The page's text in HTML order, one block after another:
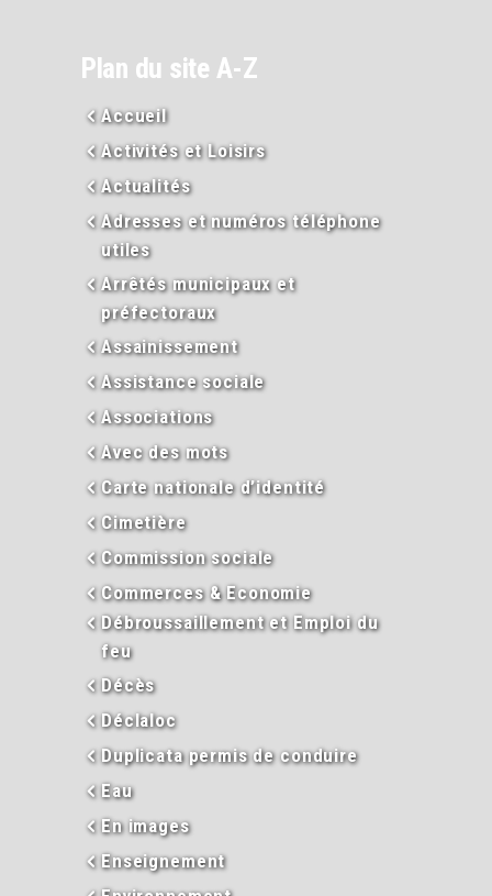
Plan du site A-Z
Accueil
Activités et Loisirs
Actualités
Adresses et numéros téléphone
utiles
Arrêtés municipaux et
préfectoraux
Assainissement
Assistance sociale
Associations
Avec des mots
Carte nationale d’identité
Cimetière
Commission sociale
Commerces & Economie
Débroussaillement et Emploi du
feu
Décès
Déclaloc
Duplicata permis de conduire
Eau
En images
Enseignement